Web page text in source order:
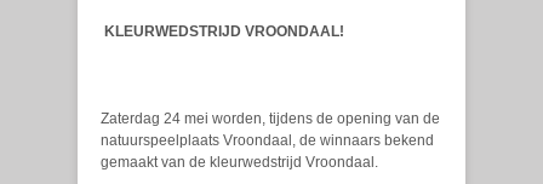
KLEURWEDSTRIJD VROONDAAL!
Zaterdag 24 mei worden, tijdens de opening van de
natuurspeelplaats Vroondaal, de winnaars bekend
gemaakt van de kleurwedstrijd Vroondaal.